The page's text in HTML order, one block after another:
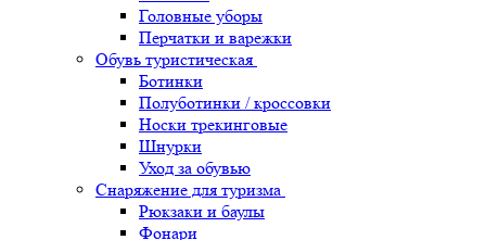
Головные уборы
Перчатки и варежки
Обувь туристическая
Ботинки
Полуботинки / кроссовки
Носки трекинговые
Шнурки
Уход за обувью
Снаряжение для туризма
Рюкзаки и баулы
Фонари